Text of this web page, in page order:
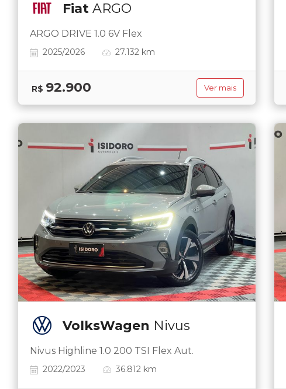
Fiat ARGO
ARGO DRIVE 1.0 6V Flex
2025/2026 27.132 km
R$ 92.900 Ver mais
VolksWagen Nivus
Nivus Highline 1.0 200 TSI Flex Aut.
2022/2023 36.812 km